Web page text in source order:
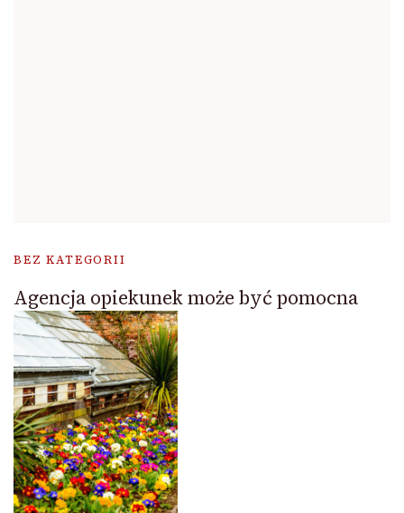
BEZ KATEGORII
Agencja opiekunek może być pomocna